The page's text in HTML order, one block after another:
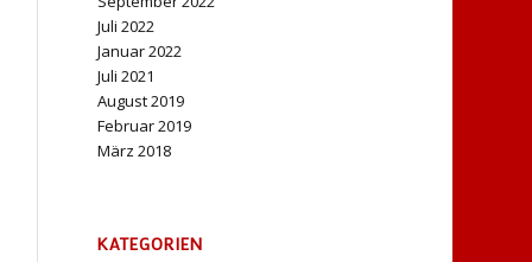
Juli 2022
Januar 2022
Juli 2021
August 2019
Februar 2019
März 2018
KATEGORIEN